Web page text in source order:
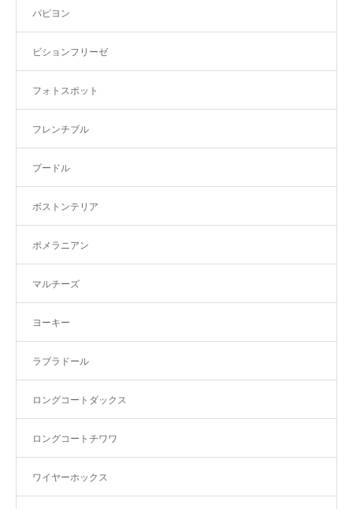
パピヨン
ビションフリーゼ
フォトスポット
フレンチブル
プードル
ボストンテリア
ポメラニアン
マルチーズ
ヨーキー
ラブラドール
ロングコートダックス
ロングコートチワワ
ワイヤーホックス